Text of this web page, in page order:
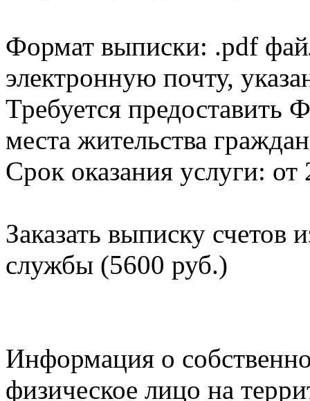
Формат выписки: .pdf
электронную почту,
Требуется
места жительства
Срок оказания услуги: от
Заказать выписку счетов
службы (5600 руб.)
Информация о
физическое лицо на